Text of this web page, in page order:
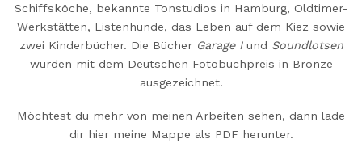
Schiffsköche, bekannte Tonstudios in Hamburg, Oldtimer-
Werkstätten, Listenhunde, das Leben auf dem Kiez sowie
zwei Kinderbücher. Die Bücher Garage Iund Soundlotsen
wurden mit dem Deutschen Fotobuchpreis in Bronze
ausgezeichnet.
Möchtest du mehr von meinen Arbeiten sehen, dann lade
dir hier meine Mappe als PDF herunter.